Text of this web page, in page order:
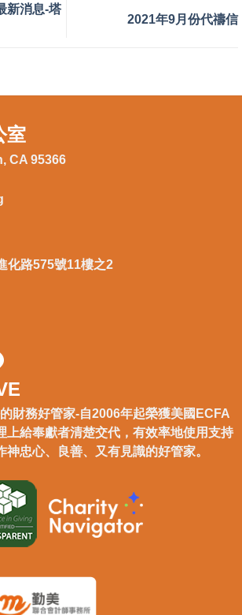
新消息-塔
2021年9月份代禱信
室
CA 95366
化路575號11樓之2
財務好管家-自2006年起榮獲美國ECFA
上給奉獻者清楚交代，有效率地使用支持
神忠心、良善、又有見識的好管家。